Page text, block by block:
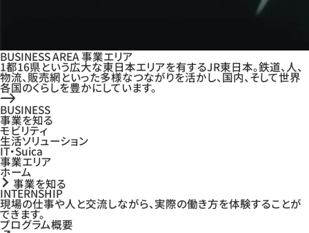
BUSINESS AREA事業エリア
1都16県という広大な東日本エリアを有するJR東日本。鉄道、人、
物流、販売網といった多様なつながりを活かし、国内、そして世界
各国のくらしを豊かにしています。
BUSINESS
事業を知る
モビリティ
生活ソリューション
IT・Suica
事業エリア
ホーム
事業を知る
INTERNSHIP
現場の仕事や人と交流しながら、実際の働き方を体験することが
できます。
プログラム概要